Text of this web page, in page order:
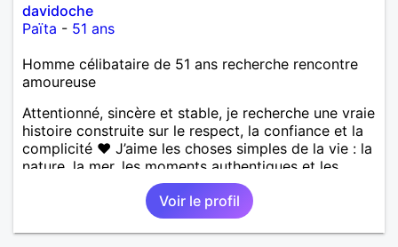
davidoche
Païta - 51 ans
Homme célibataire de 51 ans recherche rencontre
amoureuse
Attentionné, sincère et stable, je recherche une vraie
histoire construite sur le respect, la confiance et la
complicité ❤️ J’aime les choses simples de la vie : la
nature, la mer, les moments authentiques et les
personnes au grand cœur 🌊🌿 Très câlin et
affectueux, j’adore les petits moments de tendresse
et les calinous réguliers 😊❤️ La solitude finit parfois
par peser, alors si tu es en Nouvelle-Calédonie et
Voir le profil